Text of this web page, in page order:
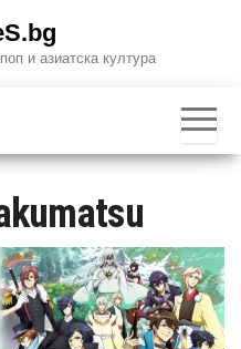
и азиатска култура